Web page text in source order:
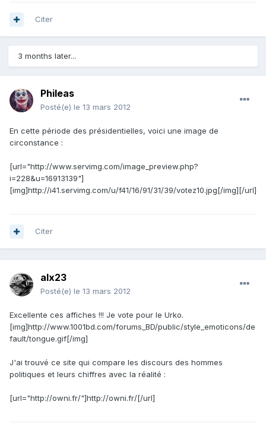
Citer
3 months later...
Phileas
Posté(e) le 13 mars 2012
En cette période des présidentielles, voici une image de
circonstance :
[url="http://www.servimg.com/image_preview.php?
i=228&u=16913139"]
[img]http://i41.servimg.com/u/f41/16/91/31/39/votez10.jpg[/img][/url]
Citer
alx23
Posté(e) le 13 mars 2012
Excellente ces affiches !!! Je vote pour le Urko.
[img]http://www.1001bd.com/forums_BD/public/style_emoticons/de
fault/tongue.gif[/img]
J'ai trouvé ce site qui compare les discours des hommes
politiques et leurs chiffres avec la réalité :
[url="http://owni.fr/"]http://owni.fr/[/url]